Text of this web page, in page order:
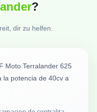
?
dir zu helfen.
Moto Terralander 625
la potencia de 40cv a